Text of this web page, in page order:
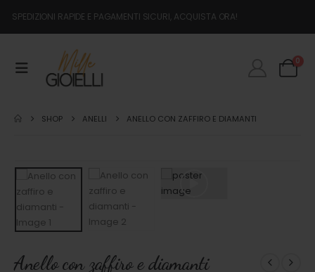
SPEDIZIONI RAPIDE E PAGAMENTI SICURI, ACQUISTA ORA!
0
SHOP ANELLI ANELLO CON ZAFFIRO E DIAMANTI
Anello con zaffiro e diamanti